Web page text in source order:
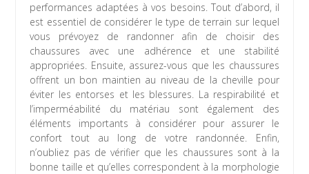
performances adaptées à vos besoins. Tout d’abord, il
est essentiel de considérer le type de terrain sur lequel
vous prévoyez de randonner afin de choisir des
chaussures avec une adhérence et une stabilité
appropriées. Ensuite, assurez-vous que les chaussures
offrent un bon maintien au niveau de la cheville pour
éviter les entorses et les blessures. La respirabilité et
l’imperméabilité du matériau sont également des
éléments importants à considérer pour assurer le
confort tout au long de votre randonnée. Enfin,
n’oubliez pas de vérifier que les chaussures sont à la
bonne taille et qu’elles correspondent à la morphologie